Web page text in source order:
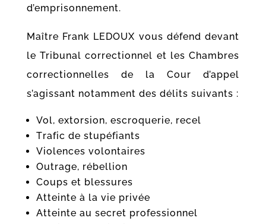
d’emprisonnement.
Maître Frank LEDOUX vous défend devant
le Tribunal correctionnel et les Chambres
correctionnelles de la Cour d’appel
s’agissant notamment des délits suivants :
Vol, extorsion, escroquerie, recel
Trafic de stupéfiants
Violences volontaires
Outrage, rébellion
Coups et blessures
Atteinte à la vie privée
Atteinte au secret professionnel